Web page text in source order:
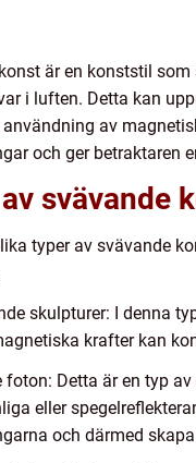
är en konststil
i luften. Detta kan
av
och ger betraktaren
svävande
typer av svävande
skulpturer: I denna
krafter kan
foton: Detta är en typ
eller
och därmed